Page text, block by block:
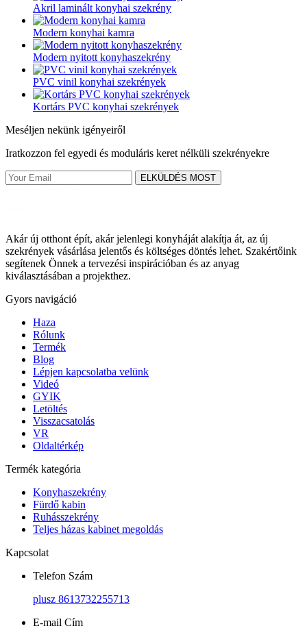
Akril laminált konyhai szekrény
Modern konyhai kamra
Modern nyitott konyhaszekrény
PVC vinil konyhai szekrények
Kortárs PVC konyhai szekrények
Meséljen nekünk igényeiről
Iratkozzon fel egyedi és moduláris keret nélküli szekrényekre
ELKÜLDÉS MOST
Akár új otthont épít, akár jelenlegi konyháját alakítja át, az új
szekrények vásárlása jelentős és költséges döntés lehet. Szakértőink
segítenek Önnek a tervezési inspirációban és az anyag
kiválasztásában a projekthez.
Gyors navigáció
Haza
Rólunk
Termék
Blog
Lépjen kapcsolatba velünk
Videó
GYIK
Letöltés
Visszacsatolás
VR
Oldaltérkép
Termék kategória
Konyhaszekrény
Fürdő kabin
Ruhásszekrény
Teljes házas kabinet megoldás
Kapcsolat
Telefon Szám
plusz 8613732255713
E-mail Cím